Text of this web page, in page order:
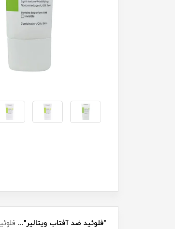
"فلوئید ضد آفتاب ویتالیر"...